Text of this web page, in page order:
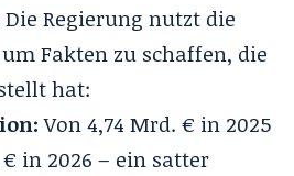
Die Regierung nutzt die
Fakten zu schaffen, die
hat:
Von 4,74 Mrd. € in 2025
in 2026 – ein satter